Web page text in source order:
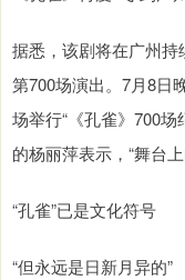
据悉，该剧将在广州
第700场演出。7月8日
场举行“《孔雀》700
的杨丽萍表示，“舞台
“孔雀”已是文化符号
“但永远是日新月异的”